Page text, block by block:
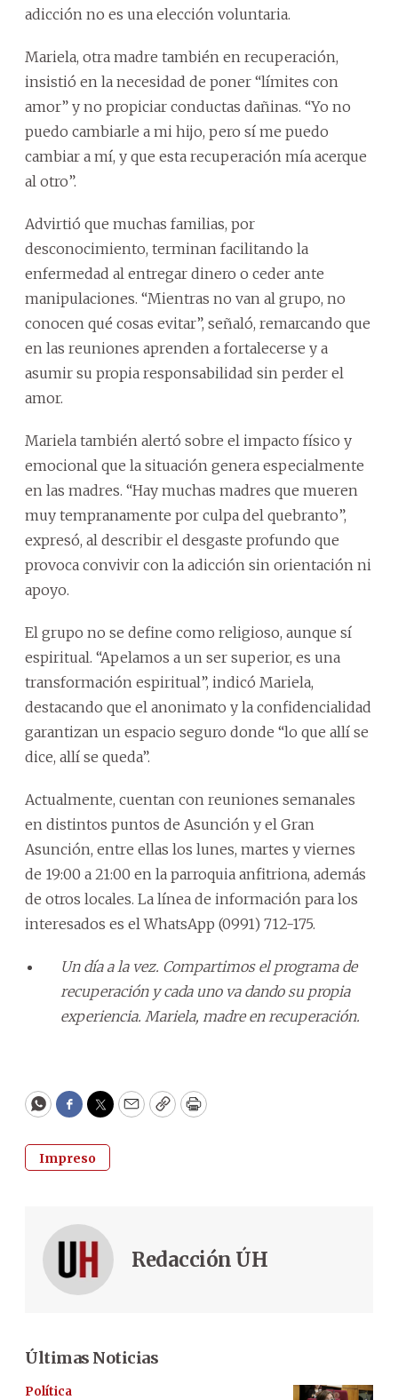
adicción no es una elección voluntaria.
Mariela, otra madre también en recuperación,
insistió en la necesidad de poner “límites con
amor” y no propiciar conductas dañinas. “Yo no
puedo cambiarle a mi hijo, pero sí me puedo
cambiar a mí, y que esta recuperación mía acerque
al otro”.
Advirtió que muchas familias, por
desconocimiento, terminan facilitando la
enfermedad al entregar dinero o ceder ante
manipulaciones. “Mientras no van al grupo, no
conocen qué cosas evitar”, señaló, remarcando que
en las reuniones aprenden a fortalecerse y a
asumir su propia responsabilidad sin perder el
amor.
Mariela también alertó sobre el impacto físico y
emocional que la situación genera especialmente
en las madres. “Hay muchas madres que mueren
muy tempranamente por culpa del quebranto”,
expresó, al describir el desgaste profundo que
provoca convivir con la adicción sin orientación ni
apoyo.
El grupo no se define como religioso, aunque sí
espiritual. “Apelamos a un ser superior, es una
transformación espiritual”, indicó Mariela,
destacando que el anonimato y la confidencialidad
garantizan un espacio seguro donde “lo que allí se
dice, allí se queda”.
Actualmente, cuentan con reuniones semanales
en distintos puntos de Asunción y el Gran
Asunción, entre ellas los lunes, martes y viernes
de 19:00 a 21:00 en la parroquia anfitriona, además
de otros locales. La línea de información para los
interesados es el WhatsApp (0991) 712-175.
Un día a la vez. Compartimos el programa de
recuperación y cada uno va dando su propia
experiencia. Mariela, madre en recuperación.
WhatsApp
Facebook
Twitter
EmailCopyPrint
Impreso
Redacción ÚH
Últimas Noticias
Política